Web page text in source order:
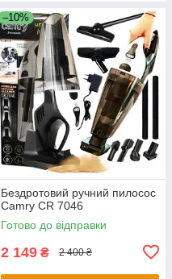
–10%
Бездротовий ручний пилосос
Camry CR 7046
Готово до відправки
2 149 ₴ 2 400 ₴